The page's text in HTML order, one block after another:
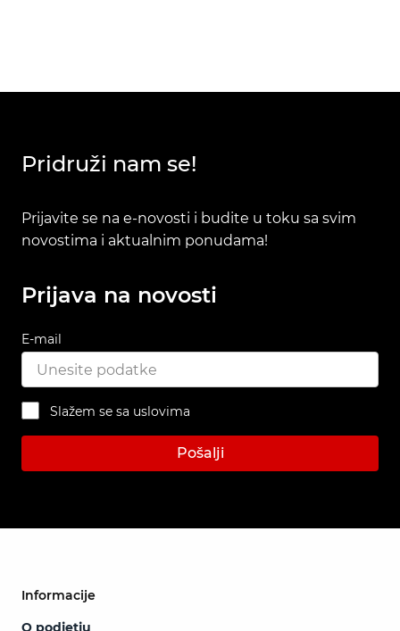
Pridruži nam se!
Prijavite se na e-novosti i budite u toku sa svim
novostima i aktualnim ponudama!
Prijava na novosti
E-mail
Slažem se sa uslovima
Pošalji
Informacije
O podjetju